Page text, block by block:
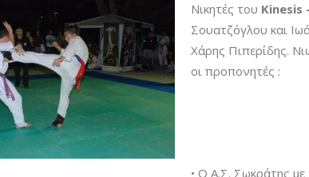
Νικητές του Kinesis
Σουατζόγλου και
Χάρης Πιπερίδης.
οι προπονητές :
• Ο Α.Σ. Σωκράτης